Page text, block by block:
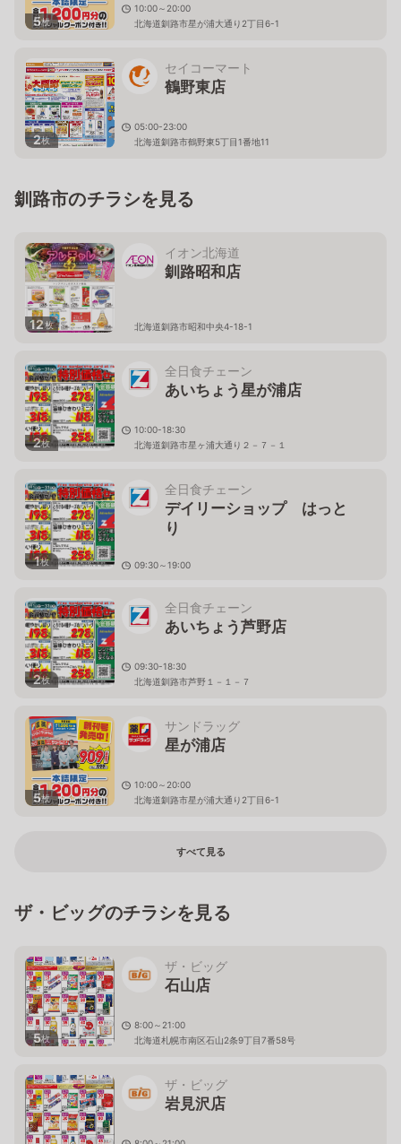
5枚
10:00～20:00
北海道釧路市星が浦大通り2丁目6-1
2枚
セイコーマート
鶴野東店
05:00-23:00
北海道釧路市鶴野東5丁目1番地11
釧路市のチラシを見る
12枚
イオン北海道
釧路昭和店
北海道釧路市昭和中央4-18-1
2枚
全日食チェーン
あいちょう星が浦店
10:00-18:30
北海道釧路市星ヶ浦大通り２－７－１
1枚
全日食チェーン
デイリーショップ はっと
り
09:30～19:00
2枚
全日食チェーン
あいちょう芦野店
09:30-18:30
北海道釧路市芦野１－１－７
5枚
サンドラッグ
星が浦店
10:00～20:00
北海道釧路市星が浦大通り2丁目6-1
すべて見る
ザ・ビッグのチラシを見る
5枚
ザ・ビッグ
石山店
8:00～21:00
北海道札幌市南区石山2条9丁目7番58号
ザ・ビッグ
岩見沢店